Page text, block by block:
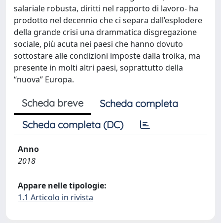
salariale robusta, diritti nel rapporto di lavoro- ha
prodotto nel decennio che ci separa dall’esplodere
della grande crisi una drammatica disgregazione
sociale, più acuta nei paesi che hanno dovuto
sottostare alle condizioni imposte dalla troika, ma
presente in molti altri paesi, soprattutto della
“nuova” Europa.
Scheda breve
Scheda completa
Scheda completa (DC)
Anno
2018
Appare nelle tipologie:
1.1 Articolo in rivista